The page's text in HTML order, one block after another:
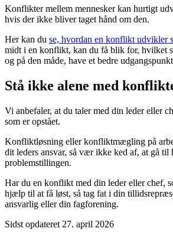
Konflikter mellem mennesker kan hurtigt
hvis der ikke bliver taget hånd om den.
Her kan du se, hvordan en konflikt udvikler
midt i en konflikt, kan du få blik for, hvilket
og på den måde, have et bedre
Stå ikke alene med
Vi anbefaler, at du taler med din leder eller
som er opstået.
Konfliktløsning eller konfliktmægling på
dit leders ansvar, så vær ikke ked af, at gå til
problemstillingen.
Har du en konflikt med din leder eller chef,
hjælp til at få løst, så tag fat i din
ansvarlig eller din fagforening.
Sidst opdateret 27. april 2026